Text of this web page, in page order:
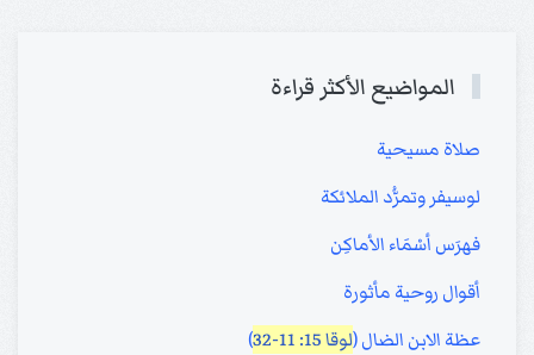
المواضيع الأكثر قراءة
صلاة مسيحية
لوسيفر وتمرُّد الملائكة
فهرَس أسْمَاء الأماكِن
أقوال روحية مأثورة
عظة الابن الضال (لوقا 15: 11-32 )